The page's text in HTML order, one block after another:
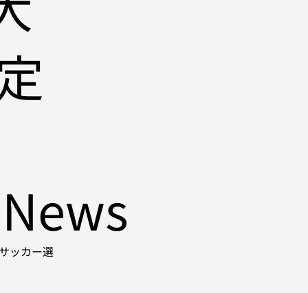
News
ッカー選